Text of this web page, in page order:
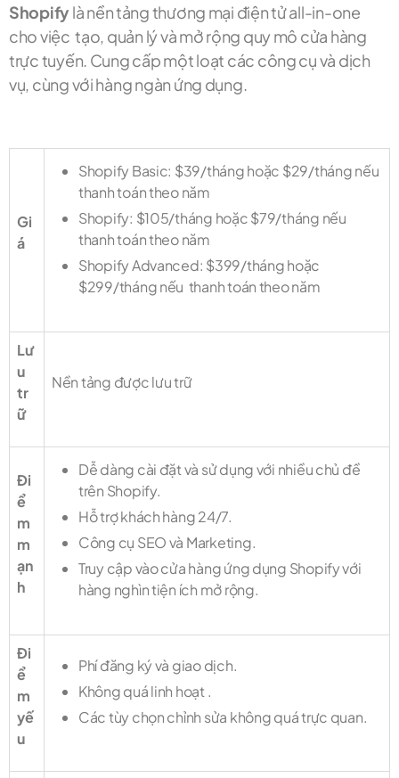
Shopify là nền tảng thương mại điện tử all-in-one
cho việc tạo, quản lý và mở rộng quy mô cửa hàng
trực tuyến. Cung cấp một loạt các công cụ và dịch
vụ, cùng với hàng ngàn ứng dụng.
Gi
á
Shopify Basic: $39/tháng hoặc $29/tháng nếu
thanh toán theo năm
Shopify: $105/tháng hoặc $79/tháng nếu
thanh toán theo năm
Shopify Advanced: $399/tháng hoặc
$299/tháng nếu thanh toán theo năm
Lư
u
tr
ữ
Nền tảng được lưu trữ
Đi
ể
m
m
ạn
h
Dễ dàng cài đặt và sử dụng với nhiều chủ đề
trên Shopify.
Hỗ trợ khách hàng 24/7.
Công cụ SEO và Marketing.
Truy cập vào cửa hàng ứng dụng Shopify với
hàng nghìn tiện ích mở rộng.
Đi
ể
m
yế
u
Phí đăng ký và giao dịch.
Không quá linh hoạt .
Các tùy chọn chỉnh sửa không quá trực quan.